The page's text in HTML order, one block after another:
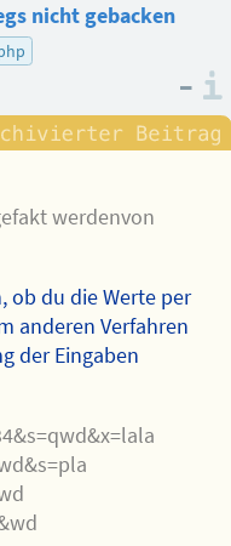
nicht gebacken
–
werdenvon
ob du die Werte per
anderen Verfahren
der Eingaben